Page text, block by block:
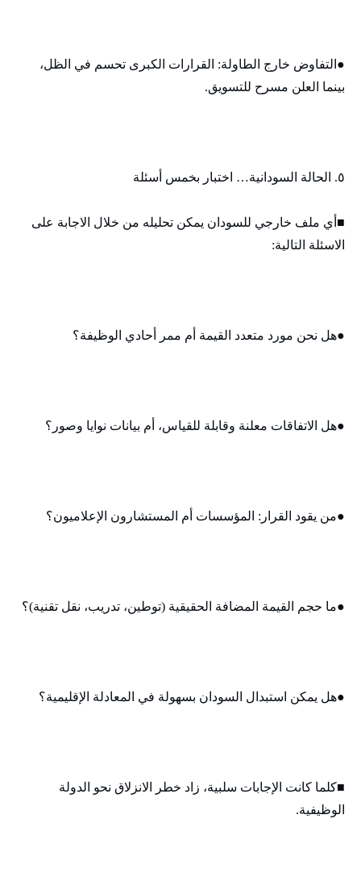
●التفاوض خارج الطاولة: القرارات الكبرى تحسم في الظل،
بينما العلن مسرح للتسويق.
٥. الحالة السودانية… اختبار بخمس أسئلة
■أي ملف خارجي للسودان يمكن تحليله من خلال الاجابة على
الاسئلة التالية:
●هل نحن مورد متعدد القيمة أم ممر أحادي الوظيفة؟
●هل الاتفاقات معلنة وقابلة للقياس، أم بيانات نوايا وصور؟
●من يقود القرار: المؤسسات أم المستشارون الإعلاميون؟
●ما حجم القيمة المضافة الحقيقية (توطين، تدريب، نقل تقنية)؟
●هل يمكن استبدال السودان بسهولة في المعادلة الإقليمية؟
■كلما كانت الإجابات سلبية، زاد خطر الانزلاق نحو الدولة
الوظيفية.